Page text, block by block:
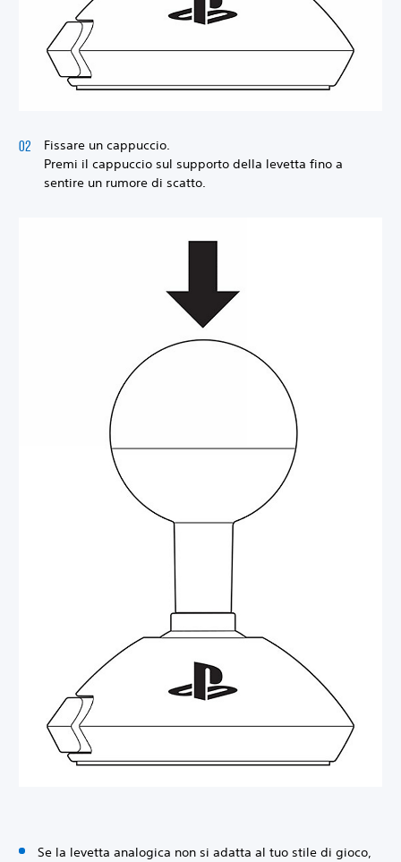
Fissare un cappuccio.
Premi il cappuccio sul supporto della levetta fino a
sentire un rumore di scatto.
Se la levetta analogica non si adatta al tuo stile di gioco,